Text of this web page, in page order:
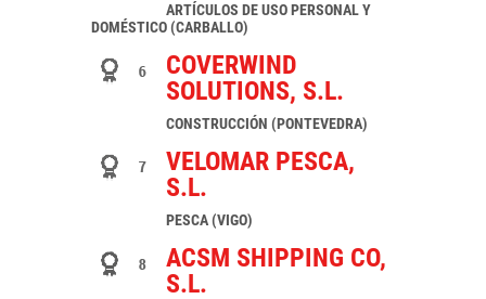
ARTÍCULOS DE USO PERSONAL Y
DOMÉSTICO (CARBALLO)
COVERWIND
SOLUTIONS, S.L.
CONSTRUCCIÓN (PONTEVEDRA)
VELOMAR PESCA,
S.L.
PESCA (VIGO)
ACSM SHIPPING CO,
S.L.